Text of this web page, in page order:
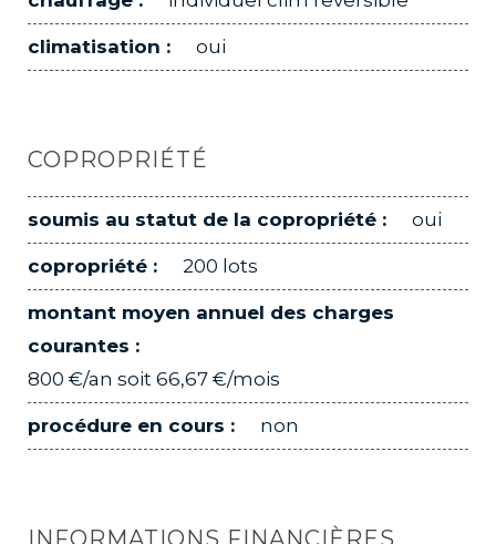
climatisation : oui
COPROPRIÉTÉ
soumis au statut de la copropriété : oui
copropriété : 200 lots
montant moyen annuel des charges
courantes :
800 €/an soit 66,67 €/mois
procédure en cours : non
INFORMATIONS FINANCIÈRES